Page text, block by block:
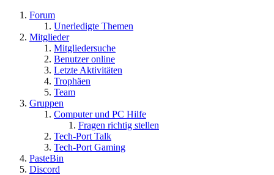
Forum
Unerledigte Themen
Mitglieder
Mitgliedersuche
Benutzer online
Letzte Aktivitäten
Trophäen
Team
Gruppen
Computer und PC Hilfe
Fragen richtig stellen
Tech-Port Talk
Tech-Port Gaming
PasteBin
Discord